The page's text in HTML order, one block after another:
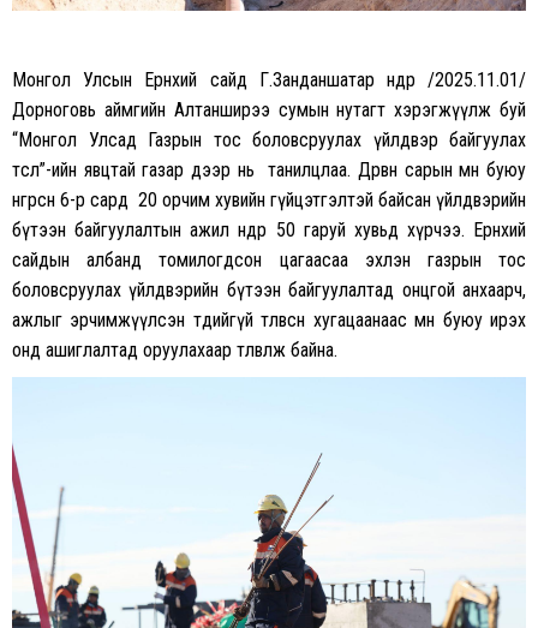
Монгол Улсын Ерөнхий сайд Г.Занданшатар өнөөдөр /2025.11.01/
Дорноговь аймгийн Алтанширээ сумын нутагт хэрэгжүүлж буй
“Монгол Улсад Газрын тос боловсруулах үйлдвэр байгуулах
төсөл”-ийн явцтай газар дээр нь танилцлаа. Дөрвөн сарын өмнө буюу
өнгөрсөн 6-р сард 20 орчим хувийн гүйцэтгэлтэй байсан үйлдвэрийн
бүтээн байгуулалтын ажил өнөөдөр 50 гаруй хувьд хүрчээ. Ерөнхий
сайдын албанд томилогдсон цагаасаа эхлэн газрын тос
боловсруулах үйлдвэрийн бүтээн байгуулалтад онцгой анхаарч,
ажлыг эрчимжүүлсэн төдийгүй төлөвсөн хугацаанаас өмнө буюу ирэх
онд ашиглалтад оруулахаар төлөвлөж байна.